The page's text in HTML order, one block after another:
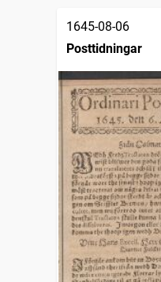
1645-08-06
Posttidningar